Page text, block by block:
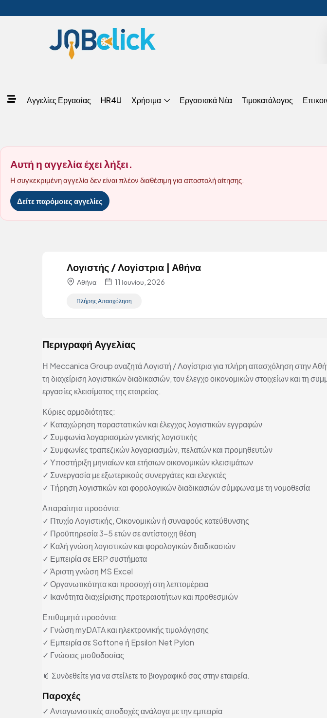
Αγγελίες Εργασίας HR4U Χρήσιμα Εργασιακά Νέα Τιμοκατάλογος
Αυτή η αγγελία έχει λήξει.
Η συγκεκριμένη αγγελία δεν είναι πλέον διαθέσιμη για αποστολή αίτησης.
Δείτε παρόμοιες αγγελίες
Λογιστής / Λογίστρια | Αθήνα
Αθήνα 11 Ιουνίου, 2026
Πλήρης Απασχόληση
Περιγραφή Αγγελίας
Η Meccanica Group αναζητά Λογιστή / Λογίστρια για πλήρη απασχόληση στην
τη διαχείριση λογιστικών διαδικασιών, τον έλεγχο οικονομικών στοιχείων και τη
εργασίες κλεισίματος της εταιρείας.
Κύριες αρμοδιότητες:
✓ Καταχώρηση παραστατικών και έλεγχος λογιστικών εγγραφών
✓ Συμφωνία λογαριασμών γενικής λογιστικής
✓ Συμφωνίες τραπεζικών λογαριασμών, πελατών και προμηθευτών
✓ Υποστήριξη μηνιαίων και ετήσιων οικονομικών κλεισιμάτων
✓ Συνεργασία με εξωτερικούς συνεργάτες και ελεγκτές
✓ Τήρηση λογιστικών και φορολογικών διαδικασιών σύμφωνα με τη νομοθεσία
Απαραίτητα προσόντα:
✓ Πτυχίο Λογιστικής, Οικονομικών ή συναφούς κατεύθυνσης
✓ Προϋπηρεσία 3-5 ετών σε αντίστοιχη θέση
✓ Καλή γνώση λογιστικών και φορολογικών διαδικασιών
✓ Εμπειρία σε ERP συστήματα
✓ Άριστη γνώση MS Excel
✓ Οργανωτικότητα και προσοχή στη λεπτομέρεια
✓ Ικανότητα διαχείρισης προτεραιοτήτων και προθεσμιών
Επιθυμητά προσόντα:
✓ Γνώση myDATA και ηλεκτρονικής τιμολόγησης
✓ Εμπειρία σε Softone ή Epsilon Net Pylon
✓ Γνώσεις μισθοδοσίας
📎 Συνδεθείτε για να στείλετε το βιογραφικό σας στην εταιρεία.
Παροχές
✓ Ανταγωνιστικές αποδοχές ανάλογα με την εμπειρία